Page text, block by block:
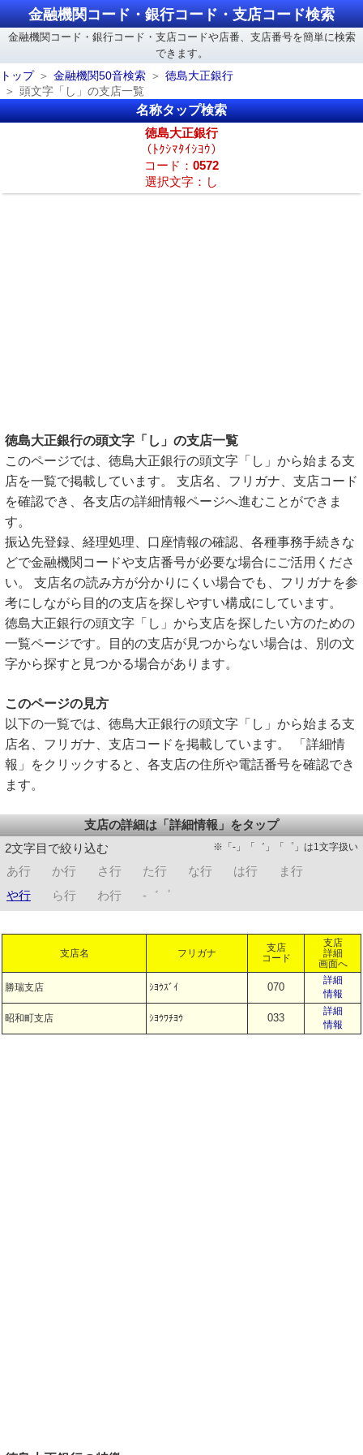
金融機関コード・銀行コード・支店コード検索
金融機関コード・銀行コード・支店コードや店番、支店番号を簡単に検索
できます。
トップ
金融機関50音検索
徳島大正銀行
頭文字「し」の支店一覧
名称タップ検索
徳島大正銀行
（ﾄｸｼﾏﾀｲｼﾖｳ）
コード： 0572
選択文字：し
徳島大正銀行の頭文字「し」の支店一覧
このページでは、徳島大正銀行の頭文字「し」から始まる支
店を一覧で掲載しています。 支店名、フリガナ、支店コード
を確認でき、各支店の詳細情報ページへ進むことができま
す。
振込先登録、経理処理、口座情報の確認、各種事務手続きな
どで金融機関コードや支店番号が必要な場合にご活用くださ
い。 支店名の読み方が分かりにくい場合でも、フリガナを参
考にしながら目的の支店を探しやすい構成にしています。
徳島大正銀行の頭文字「し」から支店を探したい方のための
一覧ページです。目的の支店が見つからない場合は、別の文
字から探すと見つかる場合があります。
このページの見方
以下の一覧では、徳島大正銀行の頭文字「し」から始まる支
店名、フリガナ、支店コードを掲載しています。 「詳細情
報」をクリックすると、各支店の住所や電話番号を確認でき
ます。
支店の詳細は「詳細情報」をタップ
2文字目で絞り込む
※「-」「゛」「゜」は1文字扱い
あ行 か行 さ行 た行 な行 は行
ま行
や行
ら行 わ行 -゛゜
支店名 フリガナ
支店
コード
支店
詳細
画面へ
勝瑞支店 ｼﾖｳｽﾞｲ 070
詳細
情報
昭和町支店 ｼﾖｳﾜﾁﾖｳ 033
詳細
情報